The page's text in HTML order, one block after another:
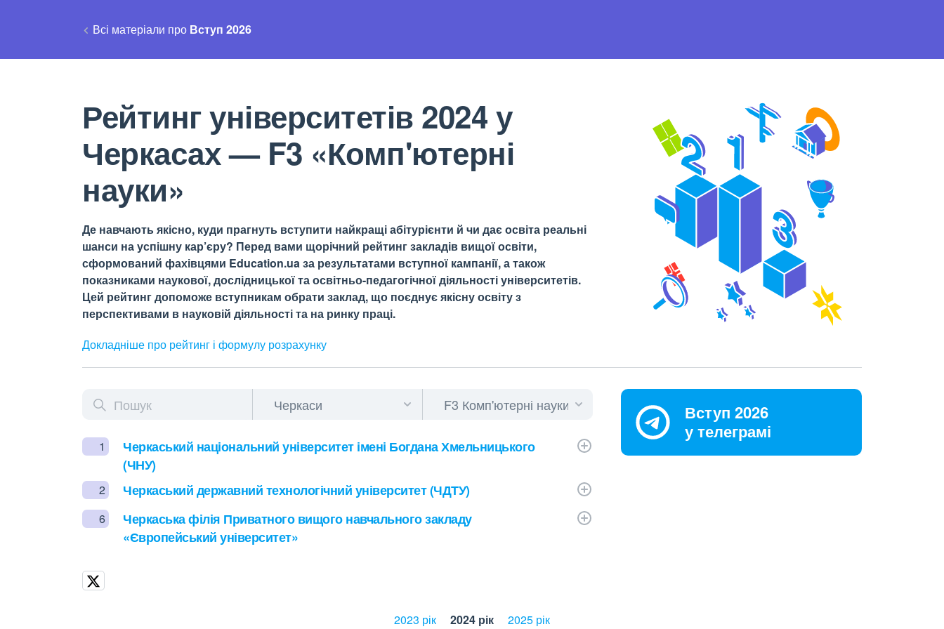
Всі матеріали про Вступ 2026
Рейтинг університетів 2024 у
Черкасах — F3 «Комп'ютерні
науки»
Де навчають якісно, куди прагнуть вступити найкращі абітурієнти й чи дає освіта реальні
шанси на успішну кар’єру? Перед вами щорічний рейтинг закладів вищої освіти,
сформований фахівцями Education.ua за результатами вступної кампанії, а також
показниками наукової, дослідницької та освітньо-педагогічної діяльності університетів.
Цей рейтинг допоможе вступникам обрати заклад, що поєднує якісну освіту з
перспективами в науковій діяльності та на ринку праці.
Докладніше про рейтинг і формулу розрахунку
1
Черкаський національний університет імені Богдана Хмельницького
(ЧНУ)
2 Черкаський державний технологічний університет (ЧДТУ)
6
Черкаська філія Приватного вищого навчального закладу
«Європейський університет»
Вступ 2026
у телеграмі
2023 рік 2024 рік 2025 рік